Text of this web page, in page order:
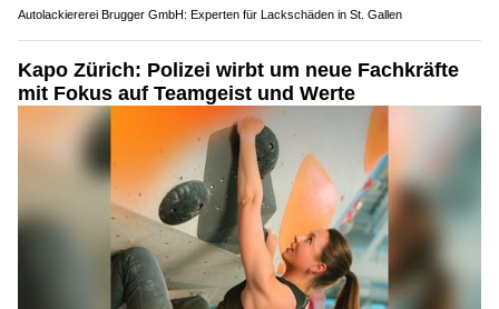
Autolackiererei Brugger GmbH: Experten für Lackschäden in St. Gallen
Kapo Zürich: Polizei wirbt um neue Fachkräfte
mit Fokus auf Teamgeist und Werte